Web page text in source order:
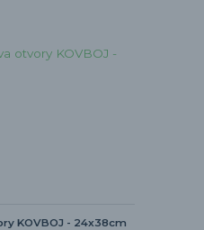
KOVBOJ - 24x38cm